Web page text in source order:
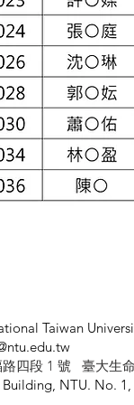
Taiwan
四段 1 號 臺大生
NTU. No.